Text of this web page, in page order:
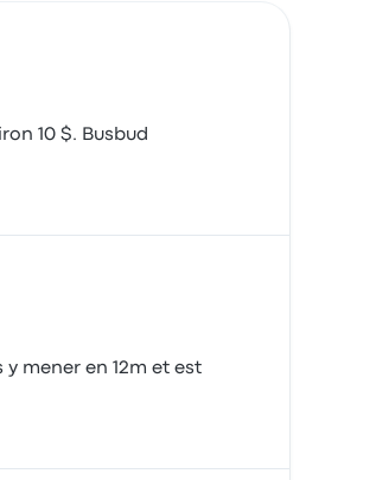
10 $. Busbud
y mener en 12m et est